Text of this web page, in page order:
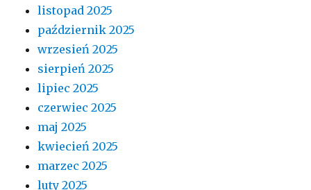
listopad 2025
październik 2025
wrzesień 2025
sierpień 2025
lipiec 2025
czerwiec 2025
maj 2025
kwiecień 2025
marzec 2025
luty 2025